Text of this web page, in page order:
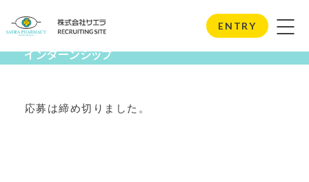
ENTRY
Internship
インターンシップ
応募は締め切りました。